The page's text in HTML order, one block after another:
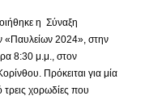
η Σύναξη
«Παυλείων 2024», στην
8:30 μ.μ., στον
Πρόκειται για μία
τρεις χορωδίες που